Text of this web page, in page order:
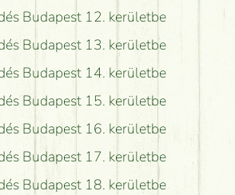
Budapest 12. kerületbe
Budapest 13. kerületbe
Budapest 14. kerületbe
Budapest 15. kerületbe
Budapest 16. kerületbe
Budapest 17. kerületbe
Budapest 18. kerületbe